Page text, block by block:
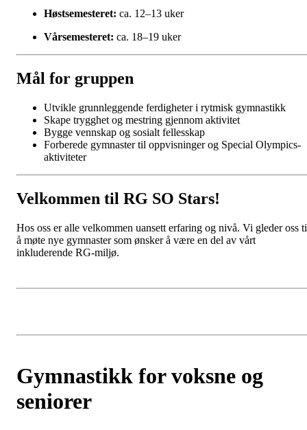
Høstsemesteret: ca. 12–13 uker
Vårsemesteret: ca. 18–19 uker
Mål for gruppen
Utvikle grunnleggende ferdigheter i rytmisk gymnastikk
Skape trygghet og mestring gjennom aktivitet
Bygge vennskap og sosialt fellesskap
Forberede gymnaster til oppvisninger og Special Olympics-
aktiviteter
Velkommen til RG SO Stars!
Hos oss er alle velkommen uansett erfaring og nivå. Vi gleder oss
å møte nye gymnaster som ønsker å være en del av vårt
inkluderende RG-miljø.
Gymnastikk for voksne og
seniorer